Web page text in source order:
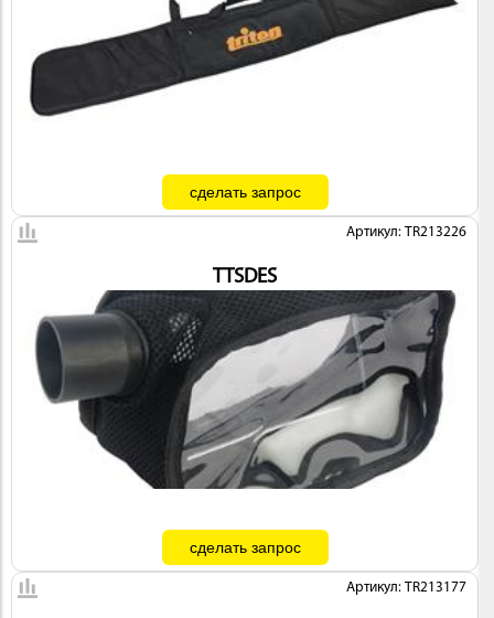
Артикул: TR213226
TTSDES
Артикул: TR213177